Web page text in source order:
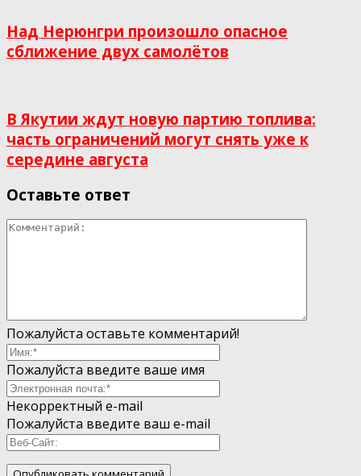
Над Нерюнгри произошло опасное
сближение двух самолётов
В Якутии ждут новую партию топлива:
часть ограничений могут снять уже к
середине августа
Оставьте ответ
Пожалуйста оставьте комментарий!
Пожалуйста введите ваше имя
Некорректный e-mail
Пожалуйста введите ваш e-mail